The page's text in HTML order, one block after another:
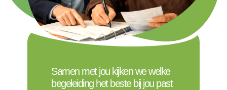
Samen met jou kijken we welke
begeleiding het beste bij jou past